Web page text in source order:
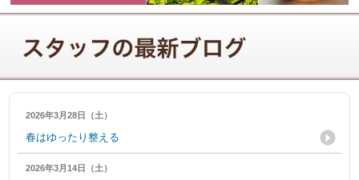
2026年3月28日（土）
春はゆったり整える
2026年3月14日（土）